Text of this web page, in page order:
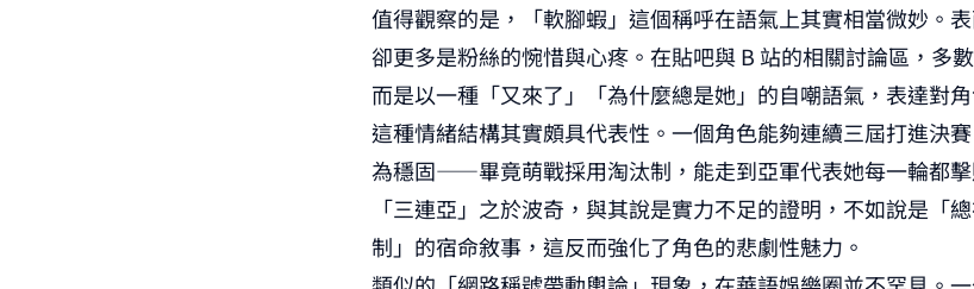
值得觀察的是，「軟腳蝦」這個稱呼在語氣上其實相當微妙。
卻更多是粉絲的惋惜與心疼。在貼吧與 B 站的相關討論區，多
而是以一種「又來了」「為什麼總是她」的自嘲語氣，表達對
這種情緒結構其實頗具代表性。一個角色能夠連續三屆打進決
為穩固——畢竟萌戰採用淘汰制，能走到亞軍代表她每一輪都擊
「三連亞」之於波奇，與其說是實力不足的證明，不如說是「
制」的宿命敘事，這反而強化了角色的悲劇性魅力。